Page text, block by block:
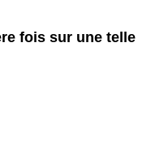
fois sur une telle